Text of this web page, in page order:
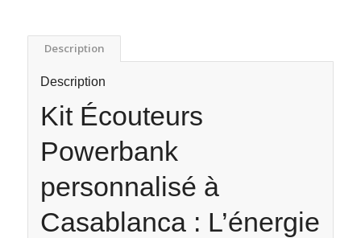
Description
Description
Kit Écouteurs
Powerbank
personnalisé à
Casablanca : L’énergie